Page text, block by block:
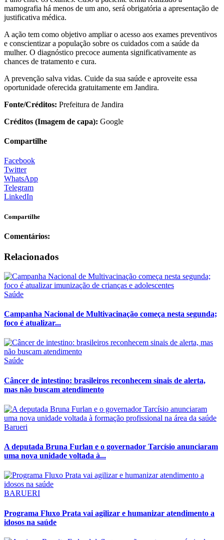
mamografia há menos de um ano, será obrigatória a apresentação de
justificativa médica.
A ação tem como objetivo ampliar o acesso aos exames preventivos
e conscientizar a população sobre os cuidados com a saúde da
mulher. O diagnóstico precoce aumenta significativamente as
chances de tratamento e cura.
A prevenção salva vidas. Cuide da sua saúde e aproveite essa
oportunidade oferecida gratuitamente em Jandira.
Fonte/Créditos: Prefeitura de Jandira
Créditos (Imagem de capa): Google
Compartilhe
Facebook
Twitter
WhatsApp
Telegram
LinkedIn
Compartilhe
Comentários:
Relacionados
Saúde
Campanha Nacional de Multivacinação começa nesta segunda;
foco é atualizar...
Saúde
Câncer de intestino: brasileiros reconhecem sinais de alerta,
mas não buscam atendimento
Barueri
A deputada Bruna Furlan e o governador Tarcísio anunciaram
uma nova unidade voltada à...
BARUERI
Programa Fluxo Prata vai agilizar e humanizar atendimento a
idosos na saúde